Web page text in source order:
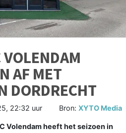
AF MET
DORDRECHT
22:32 uur Bron: XYTO Media
Volendam heeft het seizoen in